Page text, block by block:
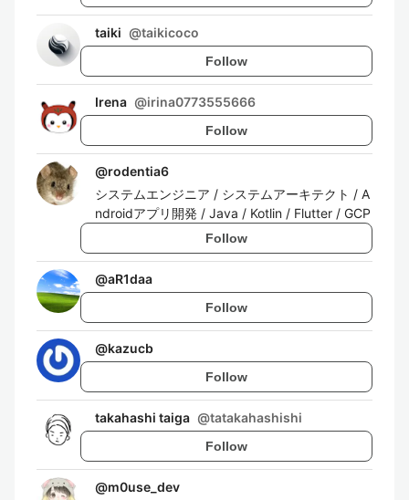
taiki @taikicoco
Follow
Irena @irina0773555666
Follow
@rodentia6
システムエンジニア / システムアーキテクト / A
ndroidアプリ開発 / Java / Kotlin / Flutter / GCP
Follow
@aR1daa
Follow
@kazucb
Follow
takahashi taiga @tatakahashishi
Follow
@m0use_dev